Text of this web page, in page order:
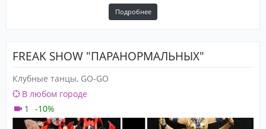
Подробнее
FREAK SHOW "ПАРАНОРМАЛЬНЫХ"
Клубные танцы, GO-GO
В любом городе
1
-10%